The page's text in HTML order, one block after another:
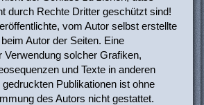
durch Rechte Dritter geschützt sind!
vom Autor selbst erstellte
Autor der Seiten. Eine
Verwendung solcher Grafiken,
und Texte in anderen
Publikationen ist ohne
des Autors nicht gestattet.